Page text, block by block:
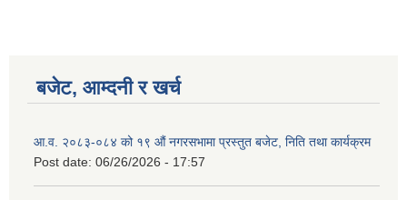
बजेट, आम्दनी र खर्च
आ.व. २०८३-०८४ को १९ औं नगरसभामा प्रस्तुत बजेट, निति तथा कार्यक्रम
Post date: 06/26/2026 - 17:57